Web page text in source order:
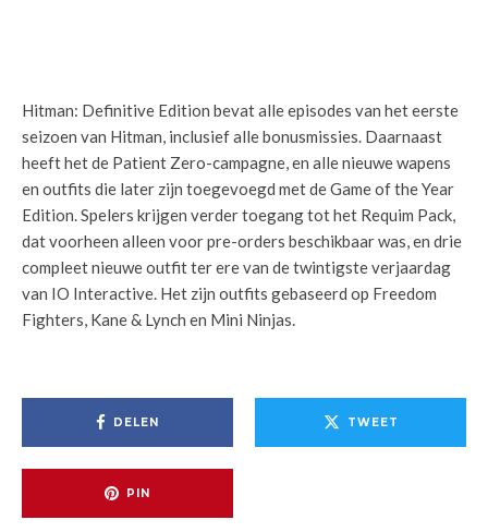
Hitman: Definitive Edition bevat alle episodes van het eerste
seizoen van Hitman, inclusief alle bonusmissies. Daarnaast
heeft het de Patient Zero-campagne, en alle nieuwe wapens
en outfits die later zijn toegevoegd met de Game of the Year
Edition. Spelers krijgen verder toegang tot het Requim Pack,
dat voorheen alleen voor pre-orders beschikbaar was, en drie
compleet nieuwe outfit ter ere van de twintigste verjaardag
van IO Interactive. Het zijn outfits gebaseerd op Freedom
Fighters, Kane & Lynch en Mini Ninjas.
DELEN TWEET
PIN